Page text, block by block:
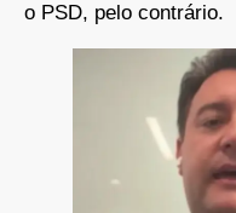
o PSD, pelo contrário.